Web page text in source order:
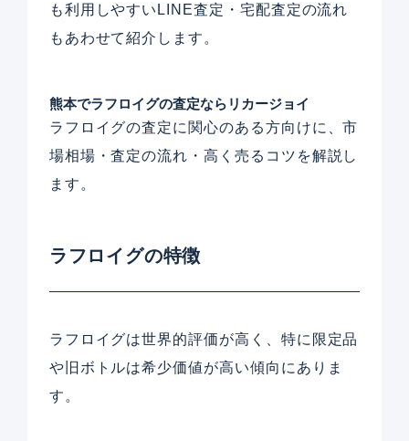
も利用しやすいLINE査定・宅配査定の流れ
もあわせて紹介します。
熊本でラフロイグの査定ならリカージョイ
ラフロイグの査定に関心のある方向けに、市
場相場・査定の流れ・高く売るコツを解説し
ます。
ラフロイグの特徴
ラフロイグは世界的評価が高く、特に限定品
や旧ボトルは希少価値が高い傾向にありま
す。